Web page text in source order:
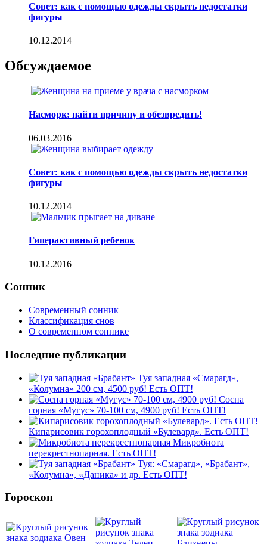
Совет: как с помощью одежды скрыть недостатки
фигуры
10.12.2014
Обсуждаемое
Насморк: найти причину и обезвредить!
06.03.2016
Совет: как с помощью одежды скрыть недостатки
фигуры
10.12.2014
Гиперактивный ребенок
10.12.2016
Сонник
Современный сонник
Классификация снов
О современном соннике
Последние публикации
Туя западная «Смарагд»,
«Колумна» 200 см, 4500 руб! Есть ОПТ!
Сосна
горная «Мугус» 70-100 см, 4900 руб! Есть ОПТ!
Кипарисовик горохоплодный «Булевард». Есть ОПТ!
Микробиота
перекрестнопарная. Есть ОПТ!
Туя: «Смарагд», «Брабант»,
«Колумна», «Даника» и др. Есть ОПТ!
Гороскоп